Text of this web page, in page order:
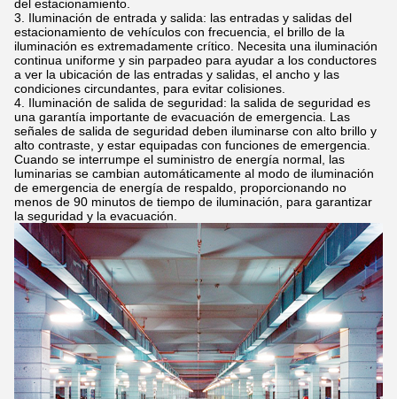
del estacionamiento.
Iluminación de entrada y salida: las entradas y salidas del
estacionamiento de vehículos con frecuencia, el brillo de la
iluminación es extremadamente crítico. Necesita una iluminación
continua uniforme y sin parpadeo para ayudar a los conductores
a ver la ubicación de las entradas y salidas, el ancho y las
condiciones circundantes, para evitar colisiones.
Iluminación de salida de seguridad: la salida de seguridad es
una garantía importante de evacuación de emergencia. Las
señales de salida de seguridad deben iluminarse con alto brillo y
alto contraste, y estar equipadas con funciones de emergencia.
Cuando se interrumpe el suministro de energía normal, las
luminarias se cambian automáticamente al modo de iluminación
de emergencia de energía de respaldo, proporcionando no
menos de 90 minutos de tiempo de iluminación, para garantizar
la seguridad y la evacuación.